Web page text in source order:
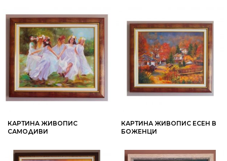
КАРТИНА ЖИВОПИС
САМОДИВИ
КАРТИНА ЖИВОПИС ЕСЕН В
БОЖЕНЦИ